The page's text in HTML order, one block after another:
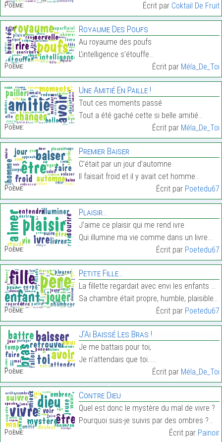
Poème:
Écrit par Coktail De Fruit
Poème:
Royaume Des Poufs
Au royaume des poufs
L’intelligence s’étouffe…
Écrit par Méla_De_Toi
Poème:
Une Amitié En Paille !
Tout ces moments passé
Tout a été gaché cette si belle amitié…
Écrit par Méla_De_Toi
Poème:
Premier Baiser
C’était par un jour d’automne
Il faisait froid et il y avait cet homme…
Écrit par Poetedu67
Poème:
Plaisir…
J’aime ce plaisir qui me rend ivre
Qui illumine ma vie comme dans un livre…
Écrit par Poetedu67
Poème:
Petite Fille…
La fillette regardait avec envi les enfants qui jo
Sa chambre était propre, humble, plaisible et sile…
Écrit par Poetedu67
Poème:
J’Ai Baissé Les Bras !
Je me battais pour toi,
Je n’attendais que toi……
Écrit par Méla_De_Toi
Poème:
Contre Dieu
Quel est donc le mystère du mal de vivre ?
Pourquoi suis-je suivis par des ombres ?…
Écrit par Painoir